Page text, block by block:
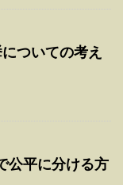
ついての考え
公平に分ける方